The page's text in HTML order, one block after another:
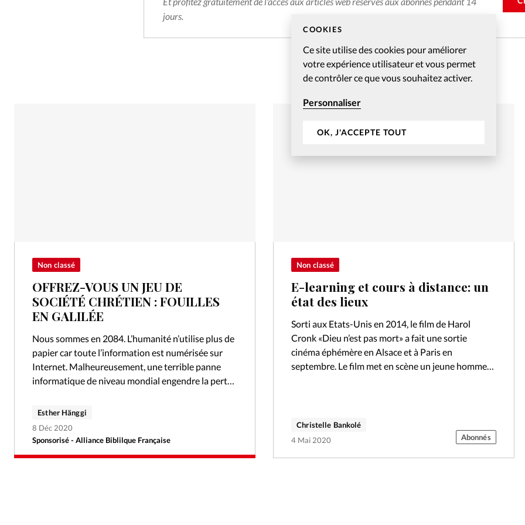
COOKIES
Ce site utilise des cookies pour améliorer
votre expérience utilisateur et vous permet
de contrôler ce que vous souhaitez activer.
Personnaliser
OK, J'ACCEPTE TOUT
jours.
Non classé
OFFREZ-VOUS UN JEU DE
SOCIÉTÉ CHRÉTIEN : FOUILLES
EN GALILÉE
Nous sommes en 2084. L’humanité n’utilise plus de
papier car toute l’information est numérisée sur
Internet. Malheureusement, une terrible panne
informatique de niveau mondial engendre la perte
Sponsorisé - Alliance Biblilque Française
Esther Hänggi
8 Déc 2020
Non classé
E-learning et cours à distance: un
état des lieux
Sorti aux Etats-Unis en 2014, le film de Harol
Cronk «Dieu n’est pas mort» a fait une sortie
cinéma éphémère en Alsace et à Paris en
septembre. Le film met en scène un jeune homme…
Christelle Bankolé
4 Mai 2020
Abonnés